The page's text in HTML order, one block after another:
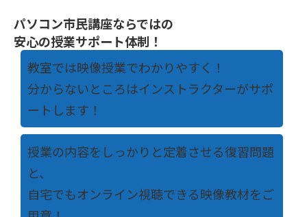
パソコン市民講座ならではの
安心の授業サポート体制！
教室では映像授業でわかりやすく！
分からないところはインストラクターがサポ
ートします！
授業の内容をしっかりと定着させる復習問題
と、
自宅でもオンライン視聴できる映像教材をご